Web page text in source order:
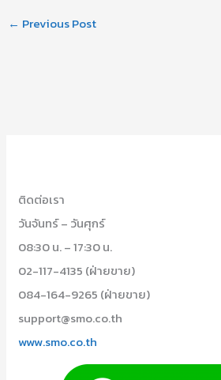
ติดต่อเรา
วันจันทร์ – วันศุกร์
08:30 น. – 17:30 น.
02-117-4135 (ฝ่ายขาย)
084-164-9265 (ฝ่ายขาย)
support@smo.co.th
www.smo.co.th
← Previous Post